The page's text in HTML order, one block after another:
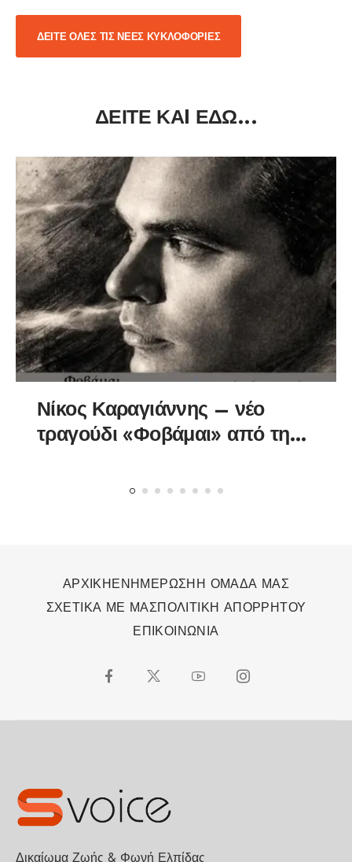
ΔΕΙΤΕ ΟΛΕΣ ΤΙΣ ΝΕΕΣ ΚΥΚΛΟΦΟΡΙΕΣ
ΔΕΙΤΕ ΚΑI ΕΔΩ...
Νίκος Καραγιάννης – νέο
τραγούδι «Φοβάμαι» από την
ΑΡΧΙΚΗΕΝΗΜΕΡΩΣΗΗ ΟΜΑΔΑ ΜΑΣ
ΣΧΕΤΙΚΑ ΜΕ ΜΑΣΠΟΛΙΤΙΚΗ ΑΠΟΡΡΗΤΟΥ
ΕΠΙΚΟΙΝΩΝΙΑ
Δικαίωμα Ζωής & Φωνή Ελπίδας